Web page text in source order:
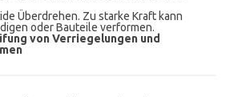
Überdrehen. Zu starke Kraft kann
oder Bauteile verformen.
von Verriegelungen und